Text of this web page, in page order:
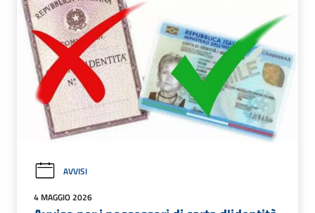
AVVISI
4 MAGGIO 2026